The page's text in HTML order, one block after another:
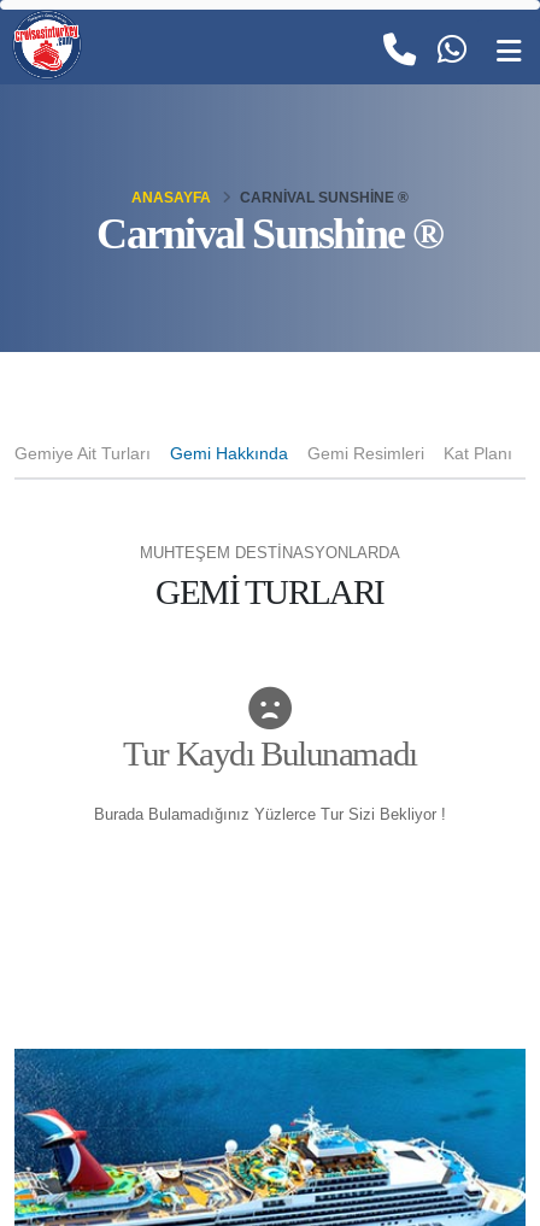
Carnival Sunshine ®
ANASAYFA CARNIVAL SUNSHINE ®
Gemiye Ait Turları Gemi Hakkında Gemi Resimleri Kat Planı
MUHTEŞEM DESTİNASYONLARDA
GEMİ TURLARI
Tur Kaydı Bulunamadı
Burada Bulamadığınız Yüzlerce Tur Sizi Bekliyor !